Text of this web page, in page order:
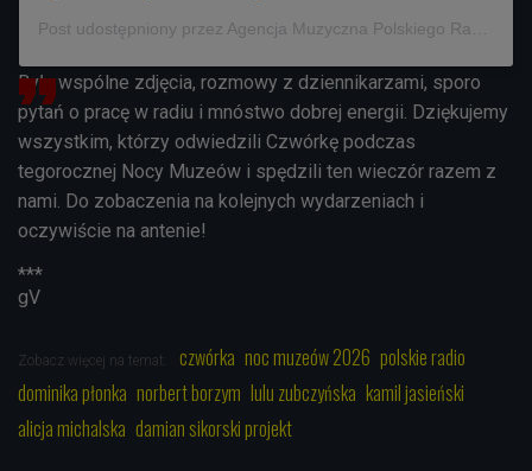
Były wspólne zdjęcia, rozmowy z dziennikarzami, sporo
pytań o pracę w radiu i mnóstwo dobrej energii. Dziękujemy
wszystkim, którzy odwiedzili Czwórkę podczas
tegorocznej Nocy Muzeów i spędzili ten wieczór razem z
nami. Do zobaczenia na kolejnych wydarzeniach i
oczywiście na antenie!
***
gV
Zobacz więcej na temat: czwórka noc muzeów 2026 polskie radio
dominika płonka norbert borzym lulu zubczyńska kamil jasieński
alicja michalska damian sikorski projekt